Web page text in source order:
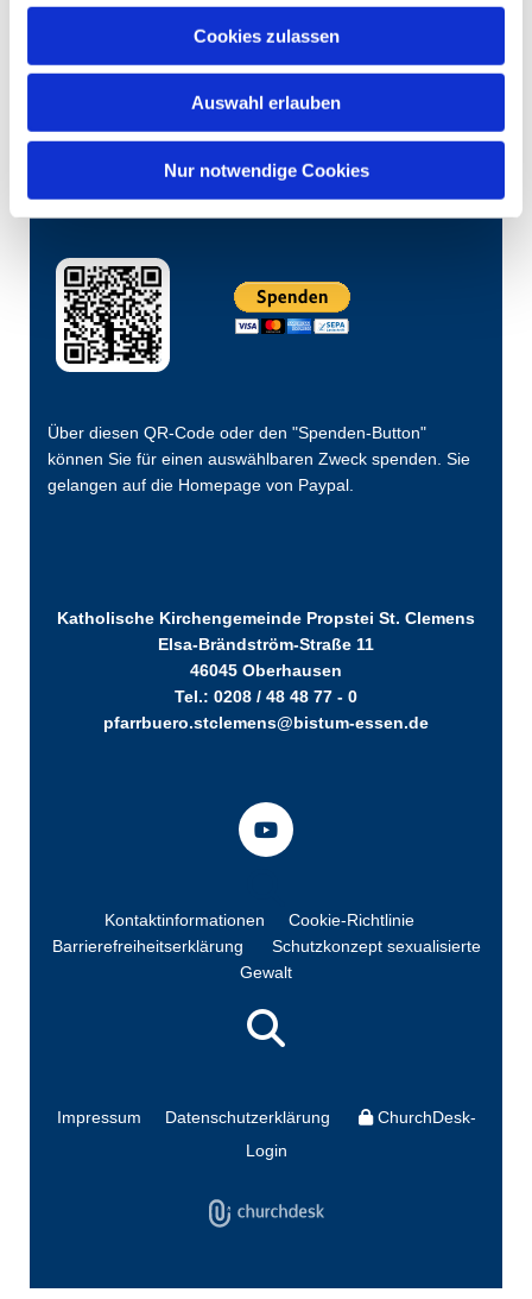
Cookies zulassen
Auswahl erlauben
Nur notwendige Cookies
Über diesen QR-Code oder den "Spenden-Button"
können Sie für einen auswählbaren Zweck spenden. Sie
gelangen auf die Homepage von Paypal.
Katholische Kirchengemeinde Propstei St. Clemens
Elsa-Brändström-Straße 11
46045 Oberhausen
Tel.: 0208 / 48 48 77 - 0
pfarrbuero.stclemens@bistum-essen.de
Kontaktinformationen
Cookie-Richtlinie
Barrierefreiheitserklärung
Schutzkonzept sexualisierte
Gewalt
Impressum Datenschutzerklärung
ChurchDesk-
Login